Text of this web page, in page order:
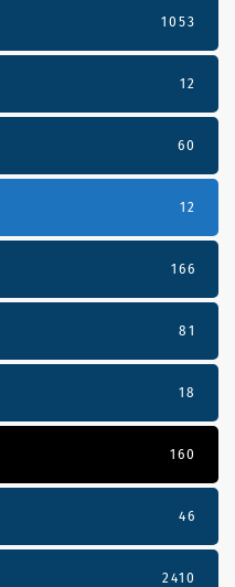
1053
12
60
12
166
81
18
160
46
2410